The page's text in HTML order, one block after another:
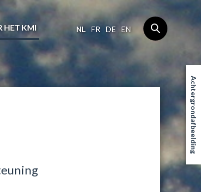
HET KMI NL FR DE EN
Achtergrondafbeelding